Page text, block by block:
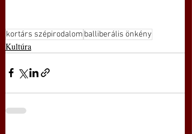
kortárs szépirodalom balliberális önkény
Kultúra